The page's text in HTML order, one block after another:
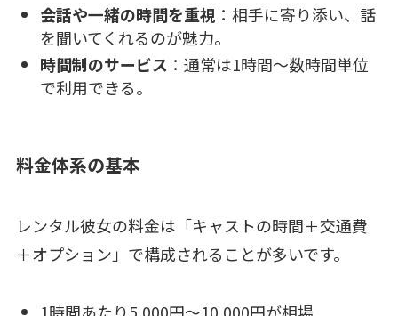
会話や一緒の時間を重視 ：相手に寄り添い、話
を聞いてくれるのが魅力。
時間制のサービス ：通常は1時間〜数時間単位
で利用できる。
料金体系の基本
レンタル彼女の料金は「キャストの時間＋交通費
＋オプション」で構成されることが多いです。
1時間あたり5,000円〜10,000円が相場